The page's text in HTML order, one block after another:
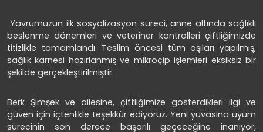
Yavrumuzun ilk sosyalizasyon süreci, anne altında sağlıklı
beslenme dönemleri ve veteriner kontrolleri çiftliğimizde
titizlikle tamamlandı. Teslim öncesi tüm aşıları yapılmış,
sağlık karnesi hazırlanmış ve mikroçip işlemleri eksiksiz bir
şekilde gerçekleştirilmiştir.
Berk Şimşek ve ailesine, çiftliğimize gösterdikleri ilgi ve
güven için içtenlikle teşekkür ediyoruz. Yeni yuvasına uyum
sürecinin son derece başarılı geçeceğine inanıyor,